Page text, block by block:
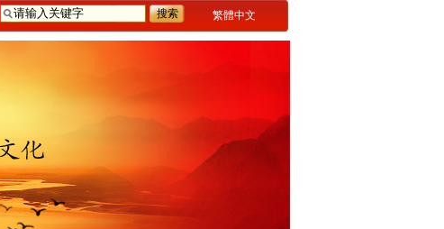
繁體中文